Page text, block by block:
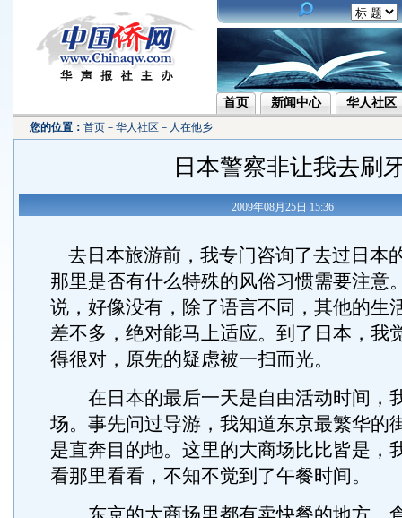
首页 新闻中心 华人社区
您的位置： 首页 － 华人社区 － 人在他乡
日本警察非让我去刷
2009年08月25日 15:36
去日本旅游前，我专门咨询了去过日本
那里是否有什么特殊的风俗习惯需要注意
说，好像没有，除了语言不同，其他的生
差不多，绝对能马上适应。到了日本，我
得很对，原先的疑虑被一扫而光。
在日本的最后一天是自由活动时间，
场。事先问过导游，我知道东京最繁华的
是直奔目的地。这里的大商场比比皆是，
看那里看看，不知不觉到了午餐时间。